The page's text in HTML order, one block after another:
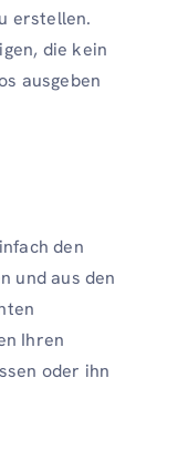
erstellen.
die kein
ausgeben
den
und aus den
Ihren
oder ihn